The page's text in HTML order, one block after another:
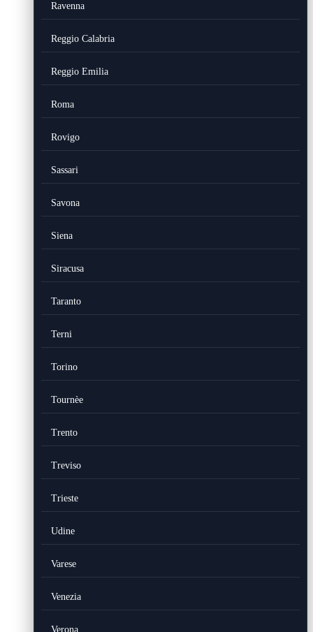
Ravenna
Reggio Calabria
Reggio Emilia
Roma
Rovigo
Sassari
Savona
Siena
Siracusa
Taranto
Terni
Torino
Tournèe
Trento
Treviso
Trieste
Udine
Varese
Venezia
Verona